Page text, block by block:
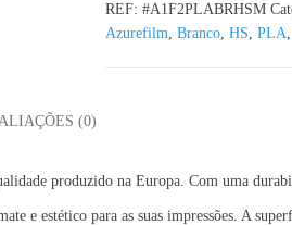
REF: #A1F2PLABRHSM
Azurefilm, Branco, HS, PLA,
(0)
produzido na Europa. Com uma
e estético para as suas impressões. A